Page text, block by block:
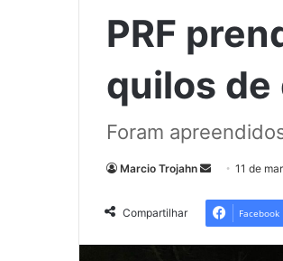
PRF
quilos de
Foram
Marcio Trojahn
Mande
e-
11 de
Compartilhar Facebook